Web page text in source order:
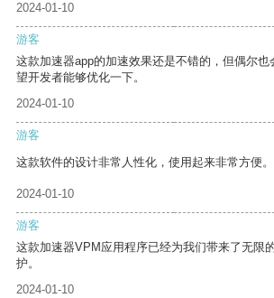
2024-01-10
游客
这款加速器app的加速效果还是不错的，但偶尔
望开发者能够优化一下。
2024-01-10
游客
这款软件的设计非常人性化，使用起来非常方便。
2024-01-10
游客
这款加速器VPM应用程序已经为我们带来了无限
护。
2024-01-10